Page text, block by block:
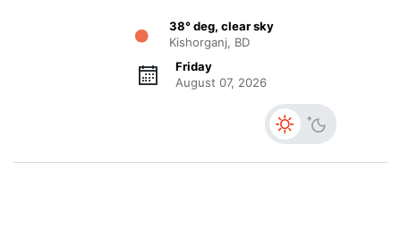
38° deg, clear sky
Kishorganj, BD
Friday
August 07, 2026